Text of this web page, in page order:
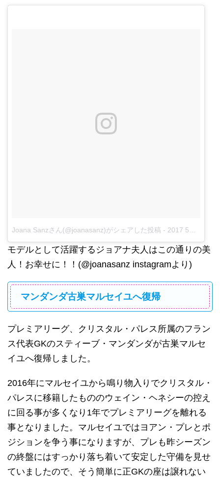
Joana Sanzさん(@joanasanz)がシェアした投稿 - 2017 5月 22 8:28午前 PDT
モデルとして活躍するジョアナ夫人はこの通りの美
人！お幸せに！！(@joanasanz instagramより)
マンダンダ古巣マルセイユへ復帰
プレミアリーグ、クリスタル・パレス所属のフラン
ス代表GKのスティーブ・マンダンダが古巣マルセ
イユへ復帰しました。
2016年にマルセイユから鳴り物入りでクリスタル・
パレスに移籍したもののウェイン・ヘネシーの控え
に回る事が多くなり1年でプレミアリーグを離れる
事となりました。マルセイユではヨアン・プレとポ
ジションを争う事になりますが、プレも昨シーズン
の終盤にはすっかり落ち着いて安定した守備を見せ
ていましたので、そう簡単に正GKの座は譲れない